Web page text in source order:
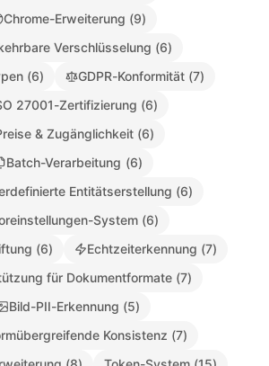
Chrome-Erweiterung (9)
Verschlüsselung (6)
(6) GDPR-Konformität (7)
27001-Zertifizierung (6)
& Zugänglichkeit (6)
Batch-Verarbeitung (6)
Entitätserstellung (6)
System (6)
(6) Echtzeiterkennung (7)
für Dokumentformate(7)
Bild-PII-Erkennung (5)
Konsistenz (7)